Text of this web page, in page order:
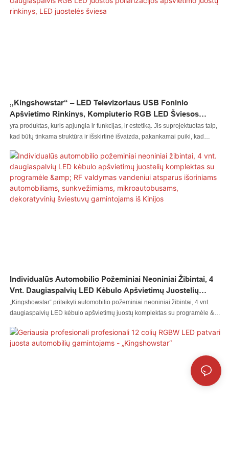
srityse:
„Kingshowstar“ – LED Televizoriaus USB Foninio
Apšvietimo Rinkinys, Kompiuterio RGB LED Šviesos
Juostos Mini Rinkinys, Daugiaspalvis RGB LED Juostos
Poliarizacijos Apšvietimo Juostų Rinkinys, LED Juostelės
yra produktas, kuris apjungia ir funkcijas, ir estetiką. Jis suprojektuotas taip,
kad būtų tinkama struktūra ir išskirtinė išvaizda, pakankamai puiki, kad
todėl ji ypatinga dėl puikių eksploatacinių savybių
Individualūs Automobilio Požeminiai Neoniniai Žibintai, 4
Vnt. Daugiaspalvių LED Kėbulo Apšvietimų Juostelių
Komplektas Su Programėle & RF Valdymas Vandeniui
Atsparus Išoriniams Automobiliams, Sunkvežimiams,
Iš Kinijos
„Kingshowstar“ pritaikyti automobilio požeminiai neoniniai žibintai, 4 vnt.
daugiaspalvių LED kėbulo apšvietimų juostų komplektas su programėle &
mikroautobusų dekoratyvinių šviestuvų gamintojams iš Kinijos. Mūsų
kokybės kontrolės darbuotojai, teikdami pirmenybę kokybei, prieš pristatymą
Užtikriname, kad mūsų gaminiai yra gero dizaino ir aukščiausios kokybės